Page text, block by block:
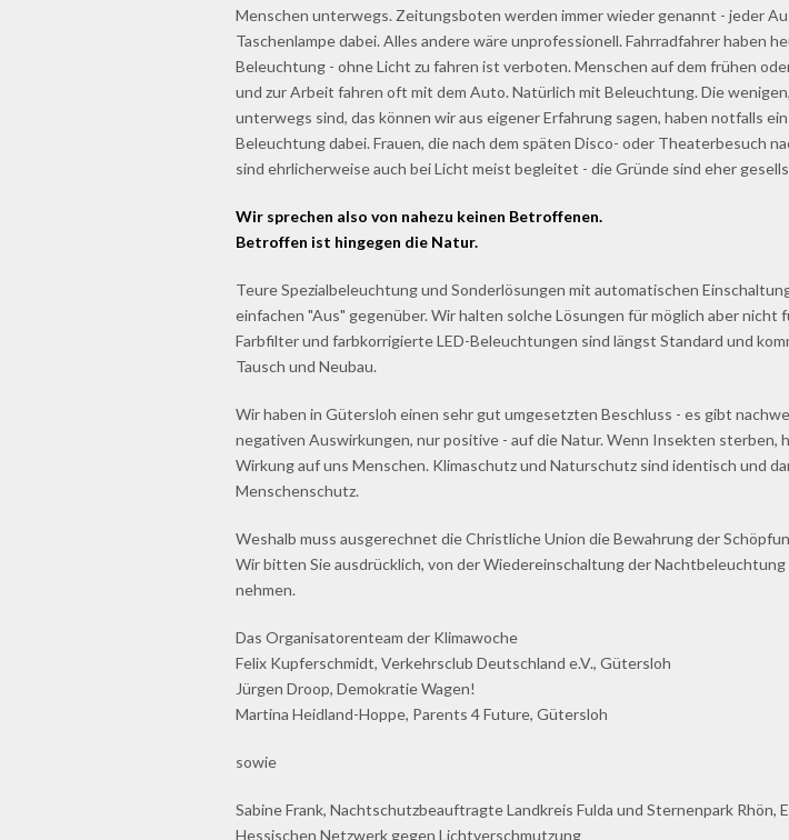
Menschen unterwegs. Zeitungsboten werden immer wieder genannt - jeder
Taschenlampe dabei. Alles andere wäre unprofessionell. Fahrradfahrer haben
Beleuchtung - ohne Licht zu fahren ist verboten. Menschen auf dem frühen
und zur Arbeit fahren oft mit dem Auto. Natürlich mit Beleuchtung. Die
unterwegs sind, das können wir aus eigener Erfahrung sagen, haben notfalls
Beleuchtung dabei. Frauen, die nach dem späten Disco- oder Theaterbesuch
sind ehrlicherweise auch bei Licht meist begleitet - die Gründe sind eher
Wir sprechen also von nahezu keinen Betroffenen.
Betroffen ist hingegen die Natur.
Teure Spezialbeleuchtung und Sonderlösungen mit automatischen
einfachen "Aus" gegenüber. Wir halten solche Lösungen für möglich aber nicht
Farbfilter und farbkorrigierte LED-Beleuchtungen sind längst Standard und
Tausch und Neubau.
Wir haben in Gütersloh einen sehr gut umgesetzten Beschluss - es gibt
negativen Auswirkungen, nur positive - auf die Natur. Wenn Insekten sterben,
Wirkung auf uns Menschen. Klimaschutz und Naturschutz sind identisch und
Menschenschutz.
Weshalb muss ausgerechnet die Christliche Union die Bewahrung der
Wir bitten Sie ausdrücklich, von der Wiedereinschaltung der Nachtbeleuchtung
nehmen.
Das Organisatorenteam der Klimawoche
Felix Kupferschmidt, Verkehrsclub Deutschland e.V., Gütersloh
Jürgen Droop, Demokratie Wagen!
Martina Heidland-Hoppe, Parents 4 Future, Gütersloh
sowie
Sabine Frank, Nachtschutzbeauftragte Landkreis Fulda und Sternenpark Rhön,
Hessischen Netzwerk gegen Lichtverschmutzung